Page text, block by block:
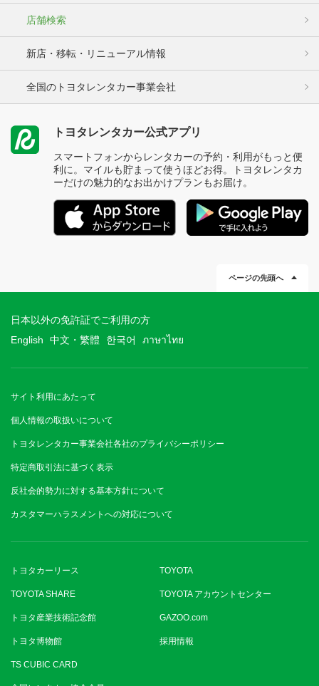
店舗検索
新店・移転・リニューアル情報
全国のトヨタレンタカー事業会社
トヨタレンタカー公式アプリ
スマートフォンからレンタカーの予約・利用がもっと便
利に。マイルも貯まって使うほどお得。トヨタレンタカ
ーだけの魅力的なお出かけプランもお届け。
ページの先頭へ
日本以外の免許証でご利用の方
English
中文・繁體 한국어 ภาษาไทย
サイト利用にあたって
個人情報の取扱いについて
トヨタレンタカー事業会社各社のプライバシーポリシー
特定商取引法に基づく表示
反社会的勢力に対する基本方針について
カスタマーハラスメントへの対応について
トヨタカーリース TOYOTA
TOYOTA SHARE TOYOTA アカウントセンター
トヨタ産業技術記念館 GAZOO.com
トヨタ博物館 採用情報
TS CUBIC CARD